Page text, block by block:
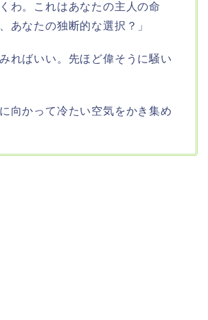
わ。これはあなたの主人の命
あなたの独断的な選択？」
ればいい。先ほど偉そうに騒い
向かって冷たい空気をかき集め